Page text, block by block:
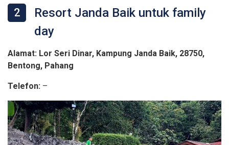
2
Resort Janda Baik untuk family
day
Alamat: Lor Seri Dinar, Kampung Janda Baik, 28750,
Bentong, Pahang
Telefon: –